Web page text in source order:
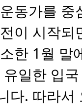
동가를
이 시작
한 1월 말
일한 입
다. 따라